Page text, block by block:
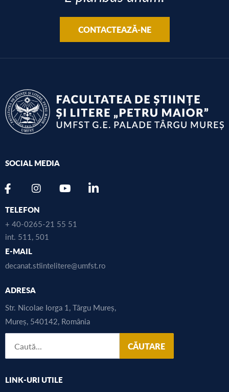
CONTACTEAZĂ-NE
SOCIAL MEDIA
TELEFON
+ 40-0265-21 55 51
int. 511, 501
E-MAIL
decanat.stiintelitere@umfst.ro
ADRESA
Str. Nicolae Iorga 1, Târgu Mureș,
Mureș, 540142, România
CĂUTARE
LINK-URI UTILE